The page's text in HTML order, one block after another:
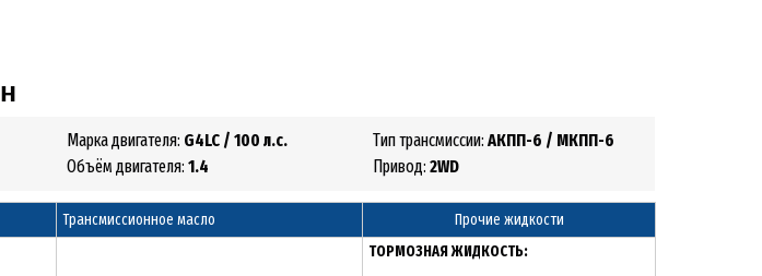
Марка двигателя: G4LC / 100 л.с.
Объём двигателя: 1.4
Тип трансмиссии: АКПП-6 / МКПП-6
Привод: 2WD
Трансмиссионное масло
Прочие жидкости
ТОРМОЗНАЯ ЖИДКОСТЬ: